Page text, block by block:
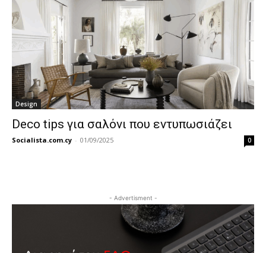
Design
Deco tips για σαλόνι που εντυπωσιάζει
Socialista.com.cy - 01/09/2025 0
- Advertisment -